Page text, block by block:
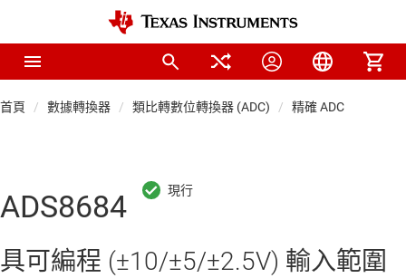
首頁 數據轉換器 類比轉數位轉換器 (ADC) 精確 ADC
ADS8684
具可編程 (±10/±5/±2.5V) 輸入範圍